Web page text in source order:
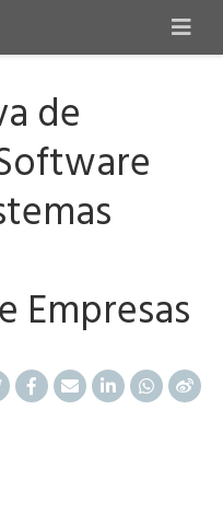
de
Empresas